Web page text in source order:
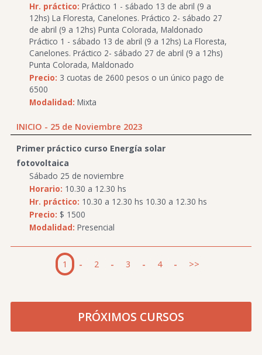
Hr. práctico: Práctico 1 - sábado 13 de abril (9 a
12hs) La Floresta, Canelones. Práctico 2- sábado 27
de abril (9 a 12hs) Punta Colorada, Maldonado
Práctico 1 - sábado 13 de abril (9 a 12hs) La Floresta,
Canelones. Práctico 2- sábado 27 de abril (9 a 12hs)
Punta Colorada, Maldonado
Precio: 3 cuotas de 2600 pesos o un único pago de
6500
Modalidad: Mixta
INICIO - 25 de Noviembre 2023
Primer práctico curso Energía solar
fotovoltaica
Sábado 25 de noviembre
Horario: 10.30 a 12.30 hs
Hr. práctico: 10.30 a 12.30 hs 10.30 a 12.30 hs
Precio: $ 1500
Modalidad: Presencial
1 - 2 - 3 - 4 - >>
PRÓXIMOS CURSOS